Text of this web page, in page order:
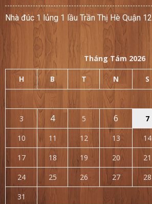
Nhà đúc 1 lủng 1 lầu Trần Thị Hè Quận 12
Tháng Tám 2026
H B T N S
3
4 5 6 7
10
11 12 13 14
17
18 19 20 21
24
25 26 27 28
31